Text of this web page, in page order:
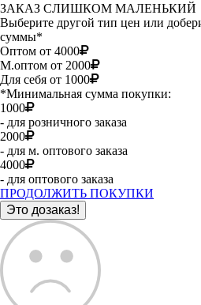
ЗАКАЗ СЛИШКОМ МАЛЕНЬКИЙ
Выберите другой тип цен или
суммы*
Оптом от 4000
М.оптом от 2000
Для себя от 1000
*Минимальная сумма покупки:
1000
- для розничного заказа
2000
- для м. оптового заказа
4000
- для оптового заказа
ПРОДОЛЖИТЬ ПОКУПКИ